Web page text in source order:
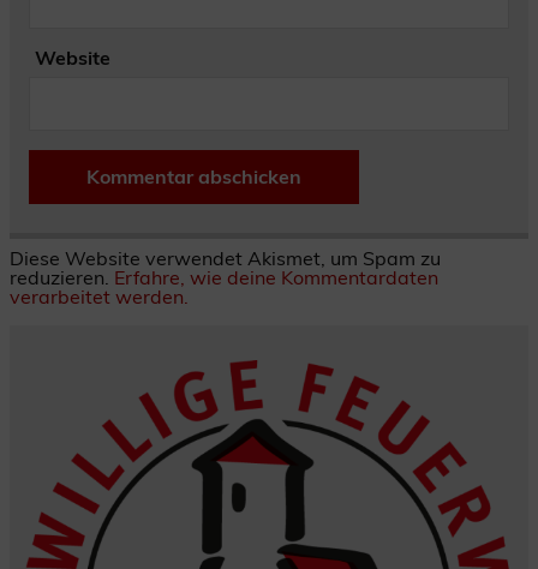
Website
Diese Website verwendet Akismet, um Spam zu
reduzieren. Erfahre, wie deine Kommentardaten
verarbeitet werden.